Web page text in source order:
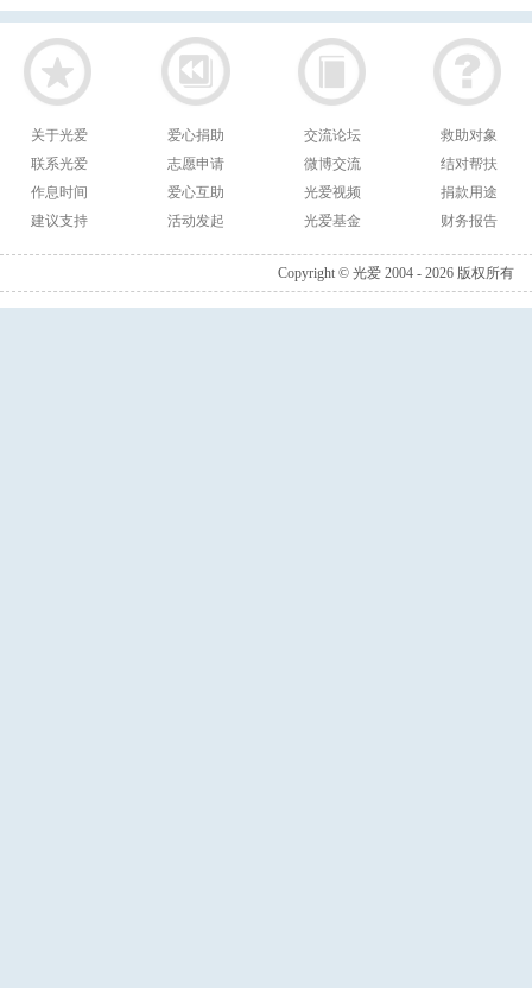
关于光爱
联系光爱
作息时间
建议支持
爱心捐助
志愿申请
爱心互助
活动发起
交流论坛
微博交流
光爱视频
光爱基金
救助对象
结对帮扶
捐款用途
财务报告
Copyright © 光爱 2004 - 2026 版权所有